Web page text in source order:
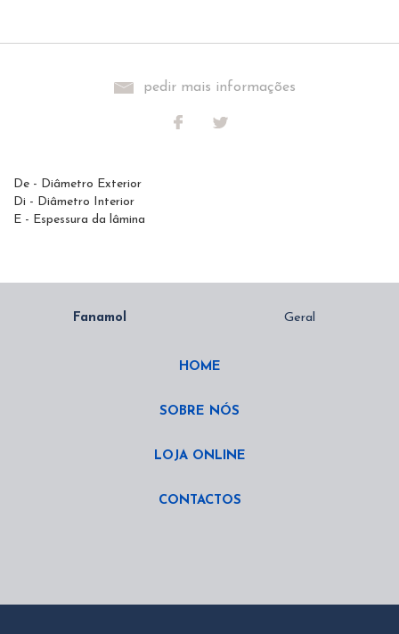
pedir mais informações
De - Diâmetro Exterior
Di - Diâmetro Interior
E - Espessura da lâmina
HOME
SOBRE NÓS
LOJA ONLINE
CONTACTOS